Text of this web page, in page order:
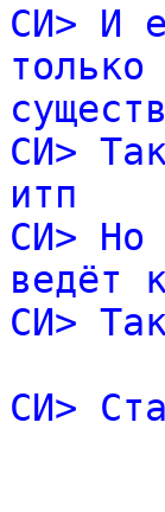
СИ> И
СИ>
итп
СИ> Но
ведёт
СИ>
СИ>